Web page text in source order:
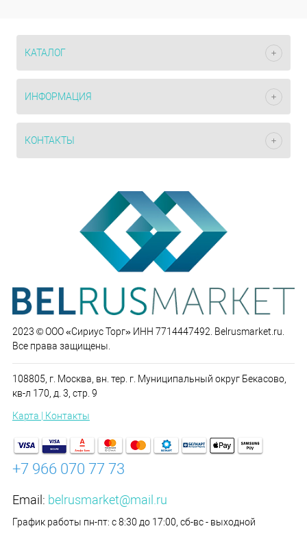
КАТАЛОГ
ИНФОРМАЦИЯ
КОНТАКТЫ
2023 © ООО «Сириус Торг» ИНН 7714447492. Belrusmarket.ru.
Все права защищены.
108805, г. Москва, вн. тер. г. Муниципальный округ Бекасово,
кв-л 170, д. 3, стр. 9
Карта | Контакты
+7 966 070 77 73
Email: belrusmarket@mail.ru
График работы пн-пт: с 8:30 до 17:00, сб-вс - выходной